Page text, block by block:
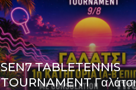
SEN7 TABLETENNIS
TOURNAMENT Γαλάτσι